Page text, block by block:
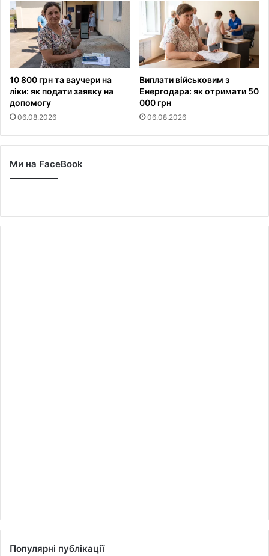
10 800 грн та ваучери на
ліки: як подати заявку на
допомогу
06.08.2026
Виплати військовим з
Енергодара: як отримати 50
000 грн
06.08.2026
Ми на FaceBook
Популярні публікації